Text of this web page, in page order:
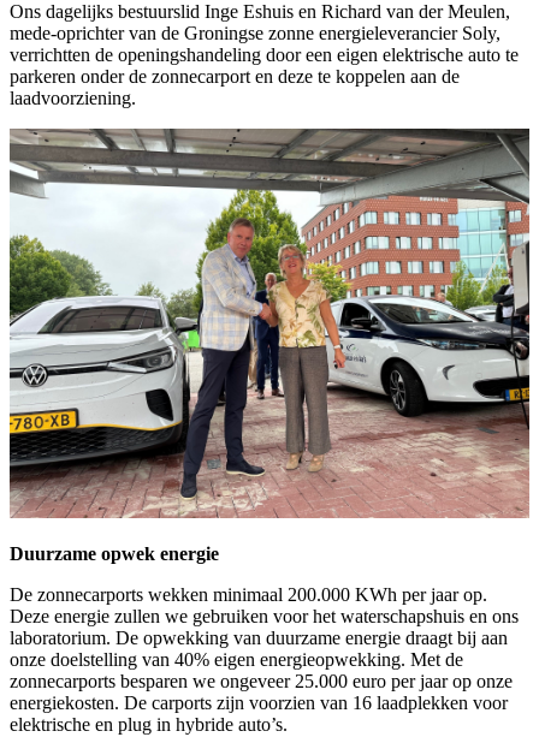
Ons dagelijks bestuurslid Inge Eshuis en Richard van der Meulen,
mede-oprichter van de Groningse zonne energieleverancier Soly,
verrichtten de openingshandeling door een eigen elektrische auto te
parkeren onder de zonnecarport en deze te koppelen aan de
laadvoorziening.
Duurzame opwek energie
De zonnecarports wekken minimaal 200.000 KWh per jaar op.
Deze energie zullen we gebruiken voor het waterschapshuis en ons
laboratorium. De opwekking van duurzame energie draagt bij aan
onze doelstelling van 40% eigen energieopwekking. Met de
zonnecarports besparen we ongeveer 25.000 euro per jaar op onze
energiekosten. De carports zijn voorzien van 16 laadplekken voor
elektrische en plug in hybride auto’s.